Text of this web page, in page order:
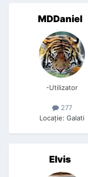
MDDaniel
-Utilizator
277
Locaţie: Galati
Elvis